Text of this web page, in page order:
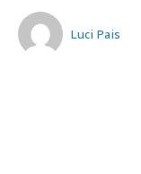
Luci Pais